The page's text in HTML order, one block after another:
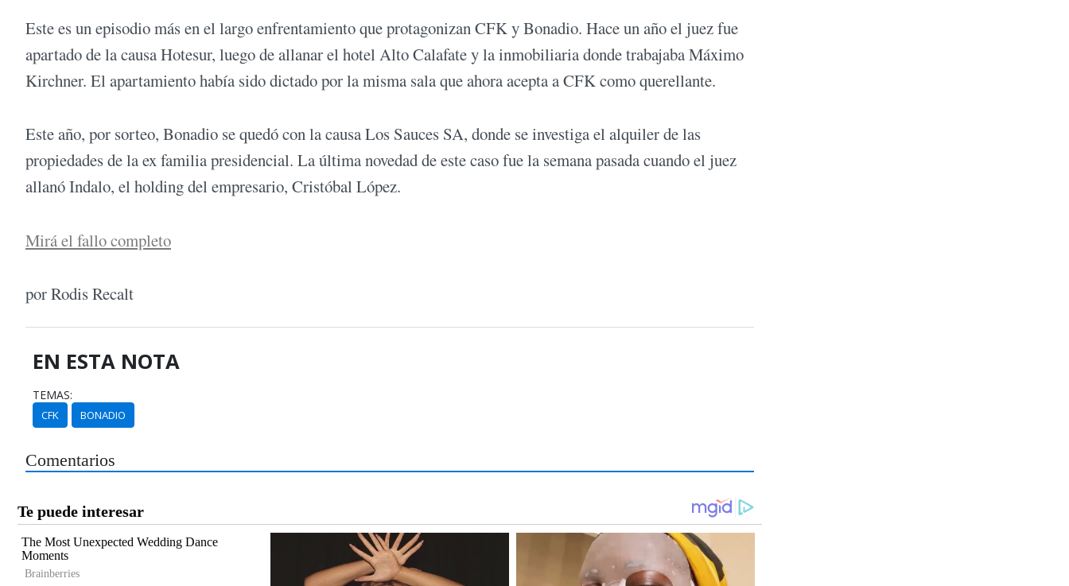
Este es un episodio más en el largo enfrentamiento que protagonizan CFK y Bonadio. Hace un año el juez fue
apartado de la causa Hotesur, luego de allanar el hotel Alto Calafate y la inmobiliaria donde trabajaba Máximo
Kirchner. El apartamiento había sido dictado por la misma sala que ahora acepta a CFK como querellante.
Este año, por sorteo, Bonadio se quedó con la causa Los Sauces SA, donde se investiga el alquiler de las
propiedades de la ex familia presidencial. La última novedad de este caso fue la semana pasada cuando el juez
allanó Indalo, el holding del empresario, Cristóbal López.
Mirá el fallo completo
por Rodis Recalt
EN ESTA NOTA
TEMAS:
CFK BONADIO
Comentarios